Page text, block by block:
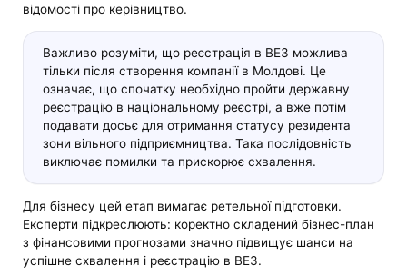
відомості про керівництво.
Важливо розуміти, що реєстрація в ВЕЗ можлива
тільки після створення компанії в Молдові. Це
означає, що спочатку необхідно пройти державну
реєстрацію в національному реєстрі, а вже потім
подавати досьє для отримання статусу резидента
зони вільного підприємництва. Така послідовність
виключає помилки та прискорює схвалення.
Для бізнесу цей етап вимагає ретельної підготовки.
Експерти підкреслюють: коректно складений бізнес-план
з фінансовими прогнозами значно підвищує шанси на
успішне схвалення і реєстрацію в ВЕЗ.